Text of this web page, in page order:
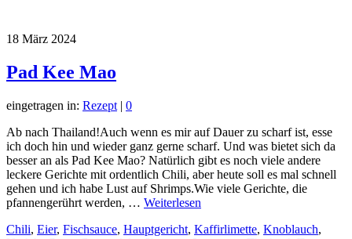
18 März 2024
Pad Kee Mao
eingetragen in: Rezept | 0
Ab nach Thailand!Auch wenn es mir auf Dauer zu scharf ist, esse
ich doch hin und wieder ganz gerne scharf. Und was bietet sich da
besser an als Pad Kee Mao? Natürlich gibt es noch viele andere
leckere Gerichte mit ordentlich Chili, aber heute soll es mal schnell
gehen und ich habe Lust auf Shrimps.Wie viele Gerichte, die
pfannengerührt werden, … Weiterlesen
Chili, Eier, Fischsauce, Hauptgericht, Kaffirlimette, Knoblauch,